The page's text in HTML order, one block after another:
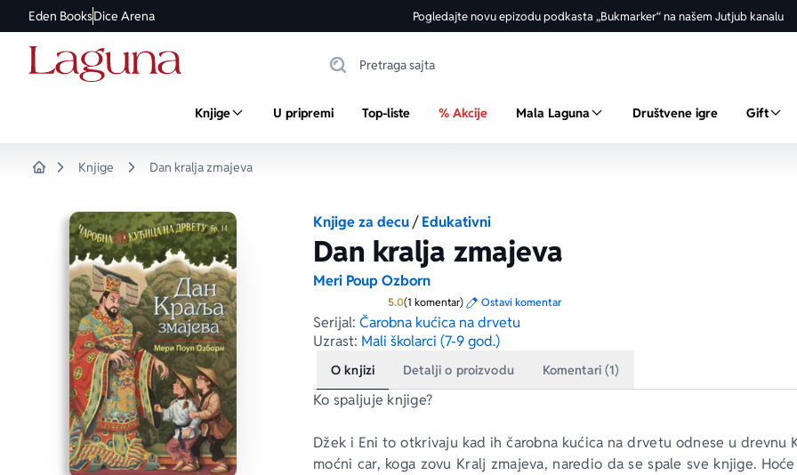
Eden BooksDice Arena Pogledajte novu epizodu podkasta „Bukmarker“ na našem Jutjub kanalu
Knjige U pripremi Top-liste % Akcije Mala Laguna Društvene igre Gift
Knjige Dan kralja zmajeva
Knjige za decu/Edukativni
Dan kralja zmajeva
Meri Poup Ozborn
5.0Prosecna ocena je 5.0 od 5
(1 komentar) Ostavi komentar
Serijal: Čarobna kućica na drvetu
Uzrast: Mali školarci (7-9 god.)
O knjizi Detalji o proizvodu Komentari (1)
Ko spaljuje knjige?
Džek i Eni to otkrivaju kad ih čarobna kućica na drvetu odnese u drevnu
moćni car, koga zovu Kralj zmajeva, naredio da se spale sve knjige.